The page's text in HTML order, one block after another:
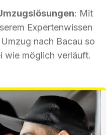
: Mit
Expertenwissen
nach Bacau so
wie möglich verläuft.